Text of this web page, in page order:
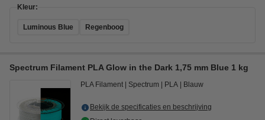
Kleur:
Luminous Blue Regenboog
Spectrum Filament PLA Glow in the Dark 1,75 mm Blue 1 kg
PLA Filament Spectrum PLA Blauw
Bekijk de specificaties en beschrijving